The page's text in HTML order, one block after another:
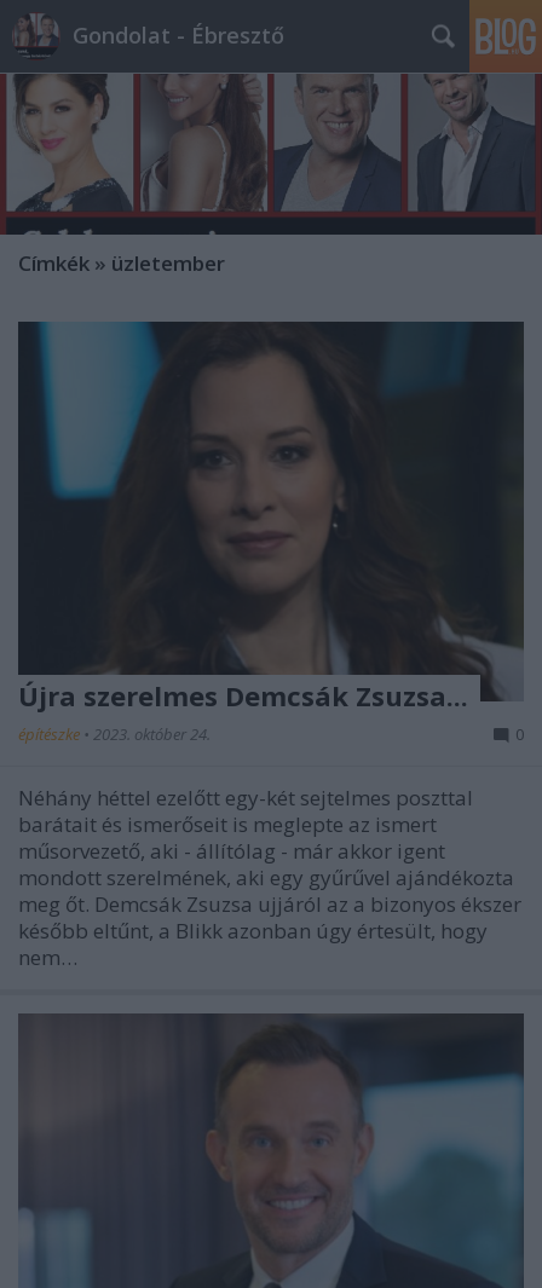
Gondolat - Ébresztő
Címkék » üzletember
Újra szerelmes Demcsák Zsuzsa...
építészke • 2023. október 24. 0
Néhány héttel ezelőtt egy-két sejtelmes poszttal
barátait és ismerőseit is meglepte az ismert
műsorvezető, aki - állítólag - már akkor igent
mondott szerelmének, aki egy gyűrűvel ajándékozta
meg őt. Demcsák Zsuzsa ujjáról az a bizonyos ékszer
később eltűnt, a Blikk azonban úgy értesült, hogy
nem…